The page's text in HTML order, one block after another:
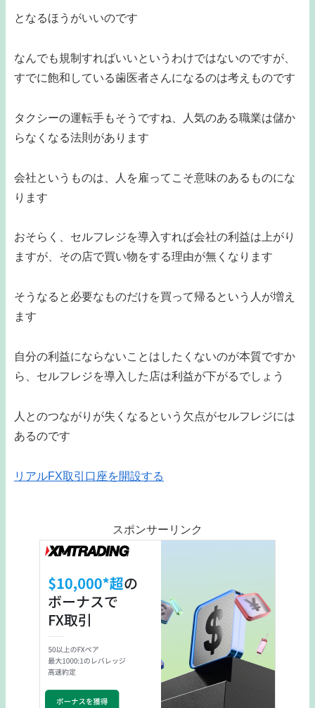
となるほうがいいのです
なんでも規制すればいいというわけではないのですが、
すでに飽和している歯医者さんになるのは考えものです
タクシーの運転手もそうですね、人気のある職業は儲か
らなくなる法則があります
会社というものは、人を雇ってこそ意味のあるものにな
ります
おそらく、セルフレジを導入すれば会社の利益は上がり
ますが、その店で買い物をする理由が無くなります
そうなると必要なものだけを買って帰るという人が増え
ます
自分の利益にならないことはしたくないのが本質ですか
ら、セルフレジを導入した店は利益が下がるでしょう
人とのつながりが失くなるという欠点がセルフレジには
あるのです
リアルFX取引口座を開設する
スポンサーリンク